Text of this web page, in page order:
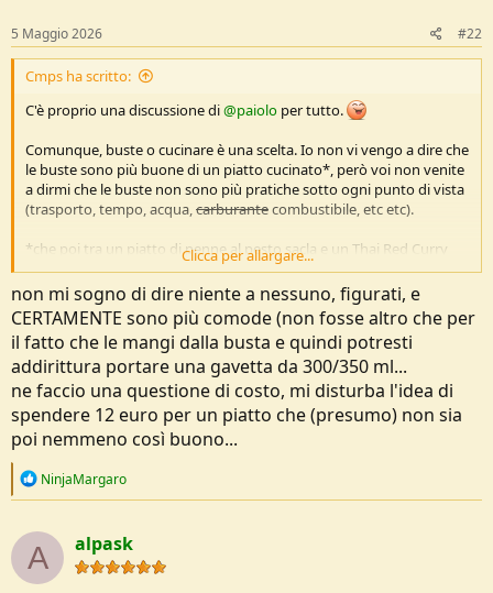
5 Maggio 2026 #22
Cmps ha scritto:
C'è proprio una discussione di@paiolo per tutto.
Comunque, buste o cucinare è una scelta. Io non vi vengo a dire che
le buste sono più buone di un piatto cucinato*, però voi non venite
a dirmi che le buste non sono più pratiche sotto ogni punto di vista
(trasporto, tempo, acqua,carburantecombustibile, etc etc).
*che poi tra un piatto di penne al pesto sacla e un Thai Red Curry
della busta, non saprei quale è meglio eh...
Clicca per allargare...
non mi sogno di dire niente a nessuno, figurati, e
CERTAMENTE sono più comode (non fosse altro che per
il fatto che le mangi dalla busta e quindi potresti
addirittura portare una gavetta da 300/350 ml...
ne faccio una questione di costo, mi disturba l'idea di
spendere 12 euro per un piatto che (presumo) non sia
poi nemmeno così buono...
R
c
t
i
o
NinjaMargaro
A alpask